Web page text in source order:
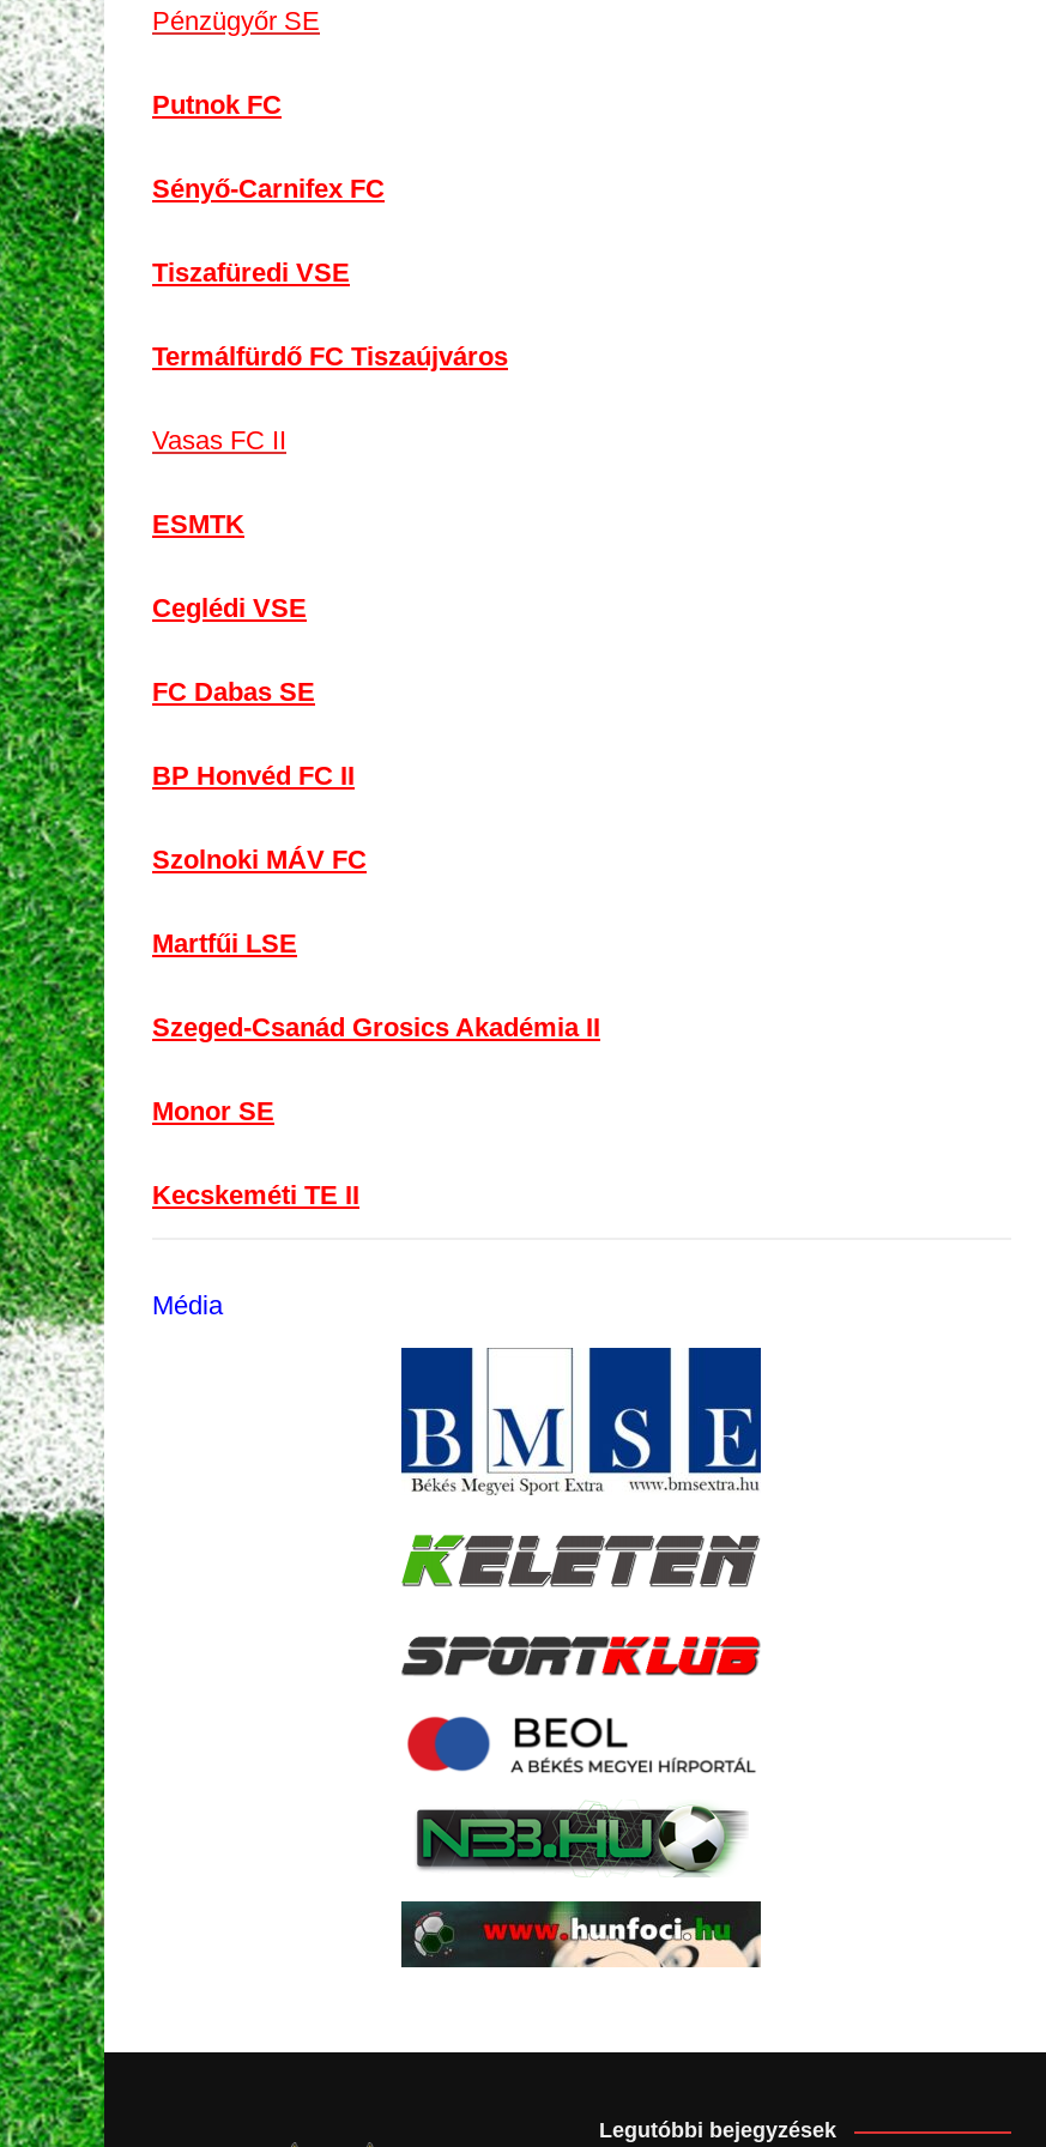
Pénzügyőr SE
Putnok FC
Sényő-Carnifex FC
Tiszafüredi VSE
Termálfürdő FC Tiszaújváros
Vasas FC II
ESMTK
Ceglédi VSE
FC Dabas SE
BP Honvéd FC II
Szolnoki MÁV FC
Martfűi LSE
Szeged-Csanád Grosics Akadémia II
Monor SE
Kecskeméti TE II
Média
Legutóbbi bejegyzések